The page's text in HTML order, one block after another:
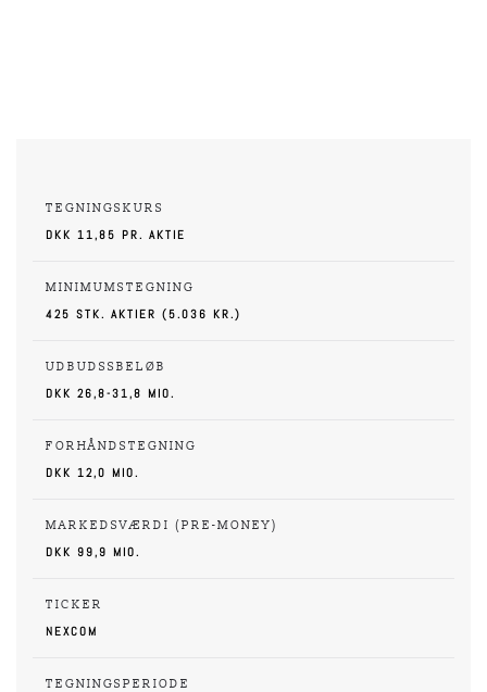
TEGNINGSKURS
DKK 11,85 PR. AKTIE
MINIMUMSTEGNING
425 STK. AKTIER (5.036 KR.)
UDBUDSSBELØB
DKK 26,8-31,8 MIO.
FORHÅNDSTEGNING
DKK 12,0 MIO.
MARKEDSVÆRDI (PRE-MONEY)
DKK 99,9 MIO.
TICKER
NEXCOM
TEGNINGSPERIODE